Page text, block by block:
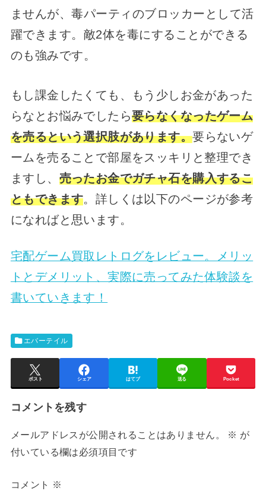
ませんが、毒パーティのブロッカーとして活
躍できます。敵2体を毒にすることができる
のも強みです。
もし課金したくても、もう少しお金があった
らなとお悩みでしたら要らなくなったゲーム
を売るという選択肢があります。要らないゲ
ームを売ることで部屋をスッキリと整理でき
ますし、 売ったお金でガチャ石を購入するこ
ともできます。詳しくは以下のページが参考
になればと思います。
宅配ゲーム買取レトログをレビュー。メリッ
トとデメリット、実際に売ってみた体験談を
書いていきます！
エバーテイル
ポスト シェア はてブ 送る Pocket
コメントを残す
メールアドレスが公開されることはありません。 ※ が
付いている欄は必須項目です
コメント ※